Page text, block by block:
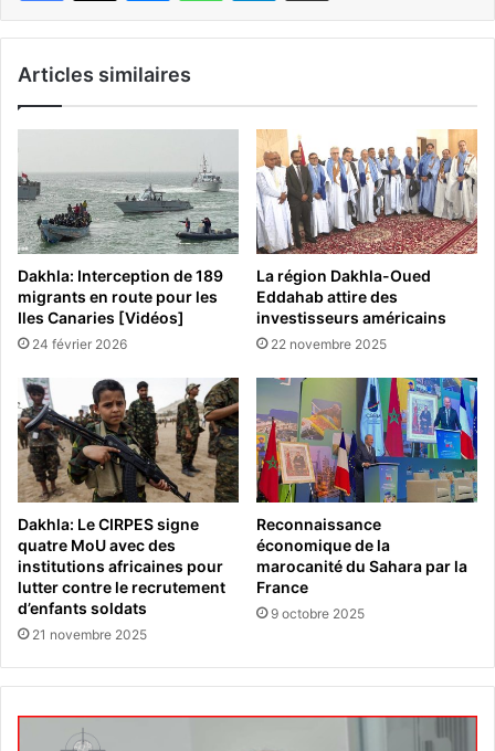
Articles similaires
Dakhla: Interception de 189
migrants en route pour les
Iles Canaries [Vidéos]
24 février 2026
La région Dakhla-Oued
Eddahab attire des
investisseurs américains
22 novembre 2025
Dakhla: Le CIRPES signe
quatre MoU avec des
institutions africaines pour
lutter contre le recrutement
d’enfants soldats
21 novembre 2025
Reconnaissance
économique de la
marocanité du Sahara par la
France
9 octobre 2025